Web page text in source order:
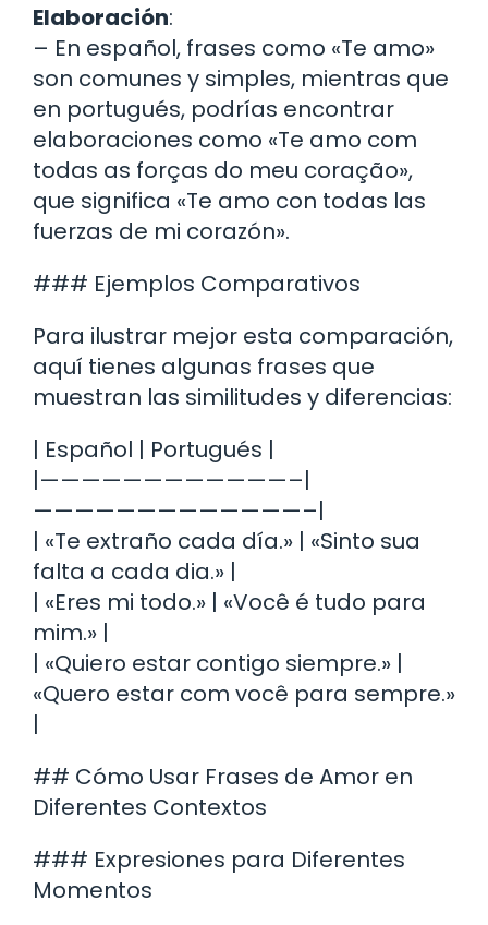
Elaboración:
– En español, frases como «Te amo»
son comunes y simples, mientras que
en portugués, podrías encontrar
elaboraciones como «Te amo com
todas as forças do meu coração»,
que significa «Te amo con todas las
fuerzas de mi corazón».
### Ejemplos Comparativos
Para ilustrar mejor esta comparación,
aquí tienes algunas frases que
muestran las similitudes y diferencias:
| Español | Portugués |
|————————————–|
—————————————–|
| «Te extraño cada día.» | «Sinto sua
falta a cada dia.» |
| «Eres mi todo.» | «Você é tudo para
mim.» |
| «Quiero estar contigo siempre.» |
«Quero estar com você para sempre.»
|
## Cómo Usar Frases de Amor en
Diferentes Contextos
### Expresiones para Diferentes
Momentos